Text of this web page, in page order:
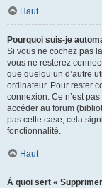
Haut
Pourquoi suis-je
Si vous ne cochez pas
vous ne resterez
que quelqu’un d’autre
ordinateur. Pour rester
connexion. Ce n’est
accéder au forum
pas cette case, cela
fonctionnalité.
Haut
À quoi sert «